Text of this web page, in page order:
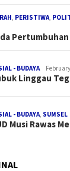
PERISTIWA
- BUDAYA
Linggau
- BUDAYA SUMSEL
Musi Rawas